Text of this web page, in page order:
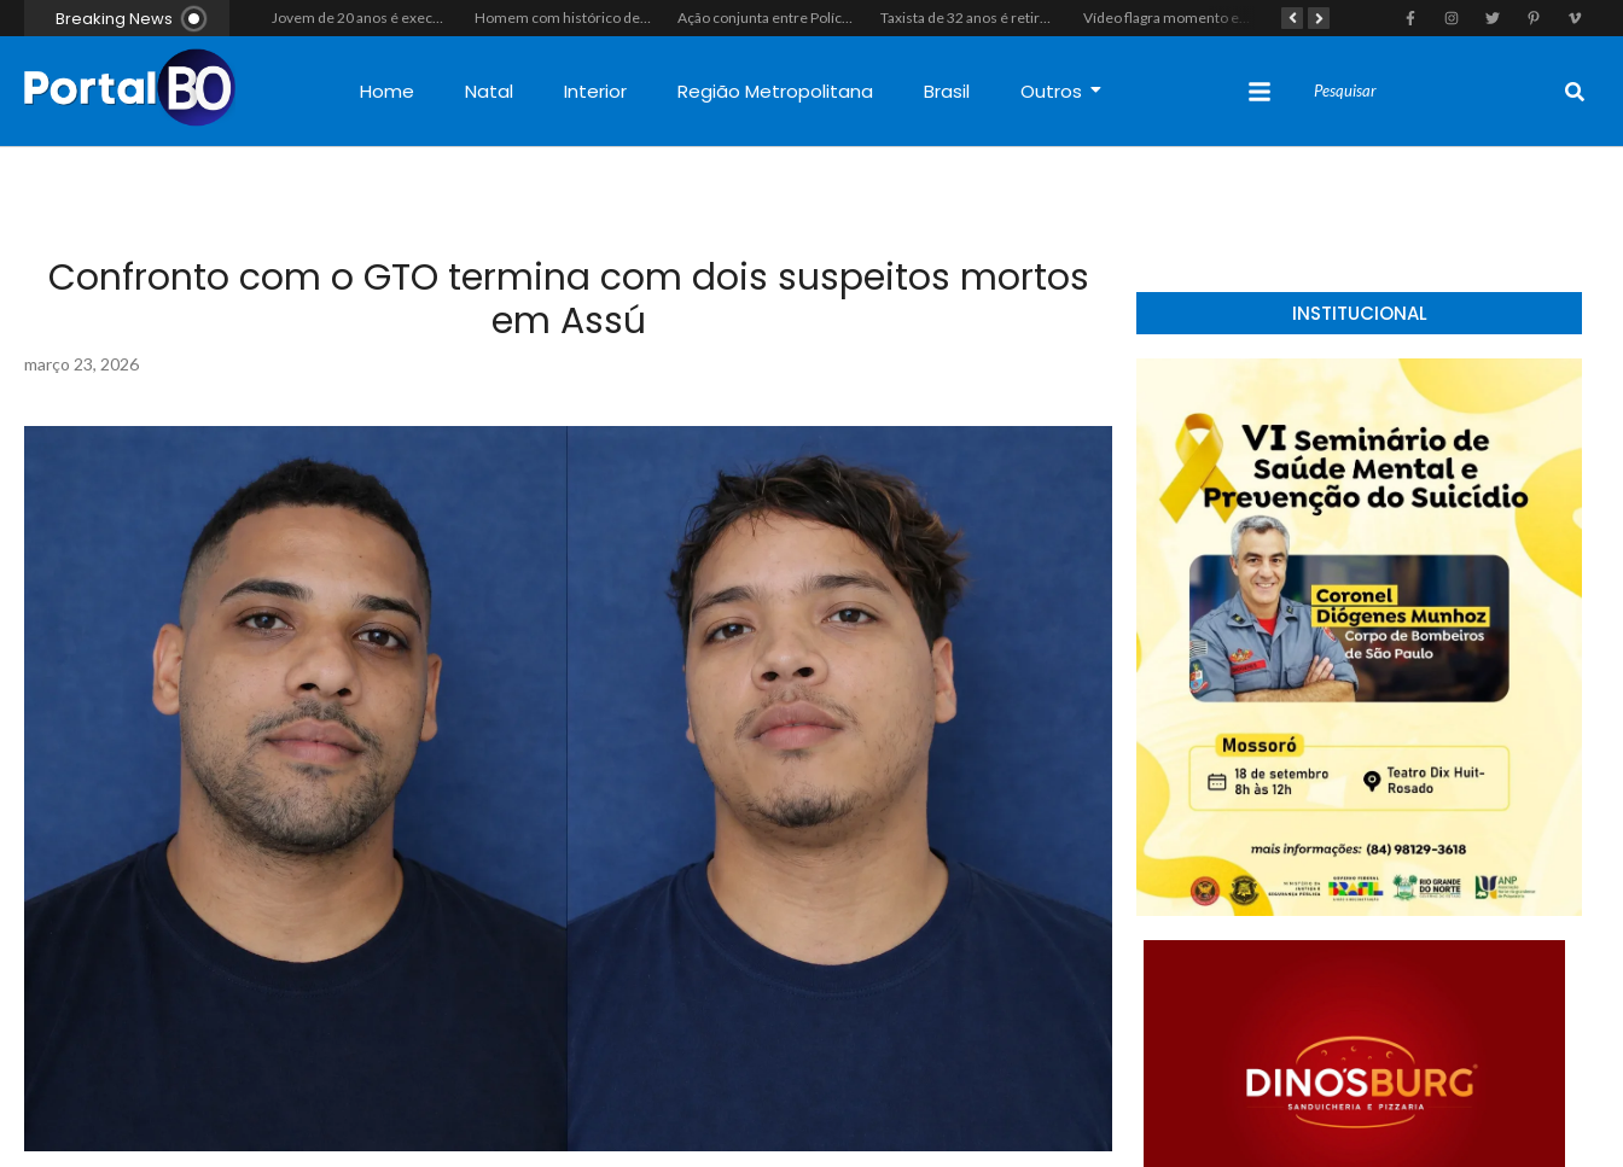
Breaking News Jovem de 20 anos é executado a tiros em rede na companhia da namorada após criminosos invadirem casa fingindo ser policiais em Assú Homem com histórico de crimes sexuais é preso preventivamente por importunação sexual em supermercado de Caicó Ação conjunta entre Polícias Civil e Militar resulta na apreensão de drogas, munições e colete tático em São Gonçalo do Amarante Taxista de 32 anos é retirado de casa à força e executado a tiros na calçada em Macaíba Vídeo flagra momento em que fugitivo de Alcaçuz pede carona na Lagoa do Bonfim antes de ser recapturado pela Polícia Penal Tragédia em Felipe Guerra: Adolescente de 16 anos morre após colidir moto em enchedeira na avenida principal
Home Natal Interior Região Metropolitana Brasil Outros
Confronto com o GTO termina com dois suspeitos mortos
em Assú
março 23, 2026
INSTITUCIONAL